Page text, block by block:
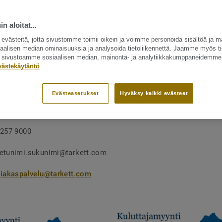
OY
9000
@tarkett.com
aloitat...
evästeitä, jotta sivustomme toimii oikein ja voimme personoida sisältöä ja
median ominaisuuksia ja analysoida tietoliikennettä. Jaamme myös
sosiaalisen median, mainonta- ja analytiikkakumppaneidemme
Hyväksy kaikki evästeet
Evästeasetukset